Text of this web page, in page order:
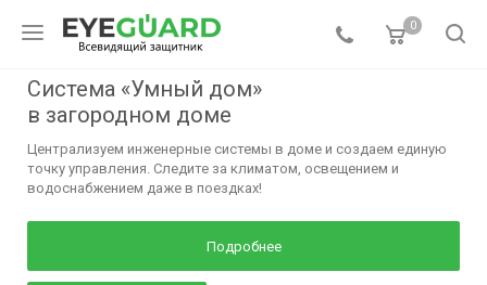
0
Система «Умный дом»
в загородном доме
Централизуем инженерные системы в доме и создаем единую
точку управления. Следите за климатом, освещением и
водоснабжением даже в поездках!
Подробнее